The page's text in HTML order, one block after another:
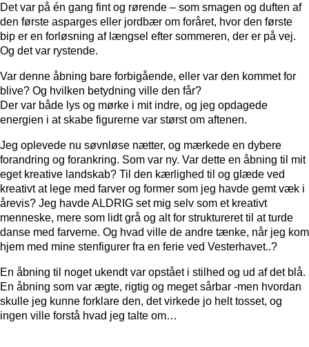
Det var på én gang fint og rørende – som smagen og duften af
den første asparges eller jordbær om foråret, hvor den første
bip er en forløsning af længsel efter sommeren, der er på vej.
Og det var rystende.
Var denne åbning bare forbigående, eller var den kommet for
blive? Og hvilken betydning ville den får?
Der var både lys og mørke i mit indre, og jeg opdagede
energien i at skabe figurerne var størst om aftenen.
Jeg oplevede nu søvnløse nætter, og mærkede en dybere
forandring og forankring. Som var ny. Var dette en åbning til mit
eget kreative landskab? Til den kærlighed til og glæde ved
kreativt at lege med farver og former som jeg havde gemt væk i
årevis? Jeg havde ALDRIG set mig selv som et kreativt
menneske, mere som lidt grå og alt for struktureret til at turde
danse med farverne. Og hvad ville de andre tænke, når jeg kom
hjem med mine stenfigurer fra en ferie ved Vesterhavet..?
En åbning til noget ukendt var opstået i stilhed og ud af det blå.
En åbning som var ægte, rigtig og meget sårbar -men hvordan
skulle jeg kunne forklare den, det virkede jo helt tosset, og
ingen ville forstå hvad jeg talte om…